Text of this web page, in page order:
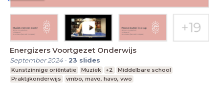
Energizers Voortgezet Onderwijs
September 2024- 23 slides
Kunstzinnige oriëntatie Muziek +2
Middelbare school
Praktijkonderwijs
vmbo, mavo, havo, vwo